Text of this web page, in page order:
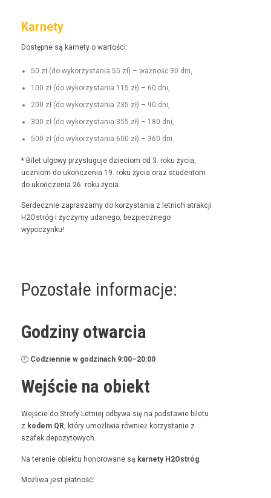
Karnety
Dostęp­ne są kar­ne­ty o wartości:
50 zł (do wyko­rzys­ta­nia 55 zł) – ważność 30 dni,
100 zł (do wyko­rzys­ta­nia 115 zł) – 60 dni,
200 zł (do wyko­rzys­ta­nia 235 zł) – 90 dni,
300 zł (do wyko­rzys­ta­nia 355 zł) – 180 dni,
500 zł (do wyko­rzys­ta­nia 600 zł) – 360 dni.
* Bilet ulgo­wy przysługu­je dzieciom od 3. roku życia,
uczniom do ukończenia 19. roku życia oraz stu­den­tom
do ukończenia 26. roku życia.
Serdecznie zaprasza­my do korzys­ta­nia z let­nich atrakcji
H2Ostróg i życzymy udanego, bez­piecznego
wypoczynku!
Pozostałe informacje:
Godziny otwarcia
🕘 Codzi­en­nie w godz­i­nach 9:00–20:00
Wejście na obiekt
Wejś­cie do Stre­fy Let­niej odby­wa się na pod­staw­ie bile­tu
z kodem QR, który umożli­wia również korzys­tanie z
szafek depozytowych.
Na tere­nie obiek­tu hon­orowane są kar­ne­ty H2Ostróg
Możli­wa jest płatność: